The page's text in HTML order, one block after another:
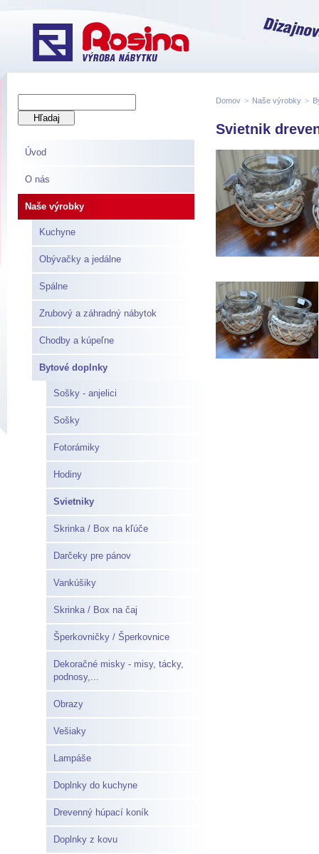
Úvod
O nás
Naše výrobky
Kuchyne
Obývačky a jedálne
Spálne
Zrubový a záhradný nábytok
Chodby a kúpeľne
Bytové doplnky
Sošky - anjelici
Sošky
Fotorámiky
Hodiny
Svietniky
Skrinka / Box na kľúče
Darčeky pre pánov
Vankúšiky
Skrinka / Box na čaj
Šperkovničky / Šperkovnice
Dekoračné misky - misy, tácky,
podnosy,...
Obrazy
Vešiaky
Lampáše
Doplnky do kuchyne
Drevenný húpací koník
Doplnky z kovu
Domov > Naše výrobky >
Svietnik